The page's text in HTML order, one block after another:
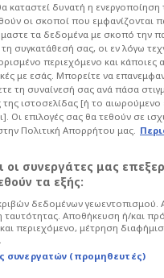
-
στα
διοργάνωση,
καταστεί δυνατή η
οι σκοποί που εμφανίζονται
τα δεδομένα με σκοπό την
συγκατάθεσή σας, οι εν λόγω
περιεχόμενο και κάποιες
με εσάς. Μπορείτε να
τη συναίνεσή σας ανά πάσα
ιστοσελίδας [ή το
Οι επιλογές σας θα τεθούν σε
Πολιτική Απορρήτου μας.
οι συνεργάτες μας
τα εξής:
δεδομένων γεωεντοπισμού.
ταυτότητας. Αποθήκευση ή/και
περιεχόμενο, μέτρηση
συνεργατών (προμηθευτές)